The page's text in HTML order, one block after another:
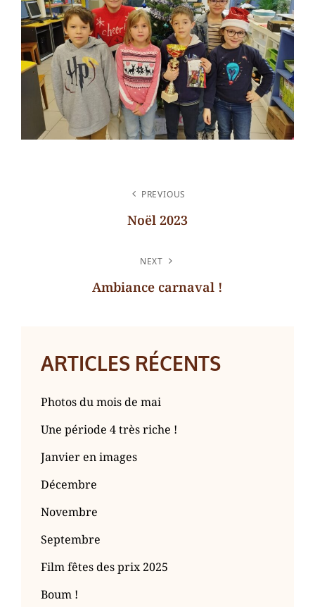
NAVIGATION PREVIOUS
Noël 2023
NEXT
Ambiance carnaval !
ARTICLES RÉCENTS
Photos du mois de mai
Une période 4 très riche !
Janvier en images
Décembre
Novembre
Septembre
Film fêtes des prix 2025
Boum !